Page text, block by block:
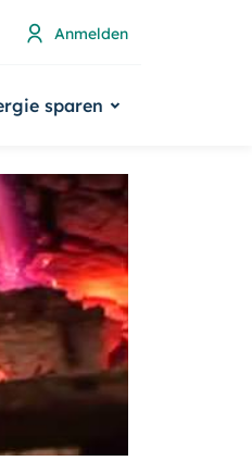
Anmelden
sparen